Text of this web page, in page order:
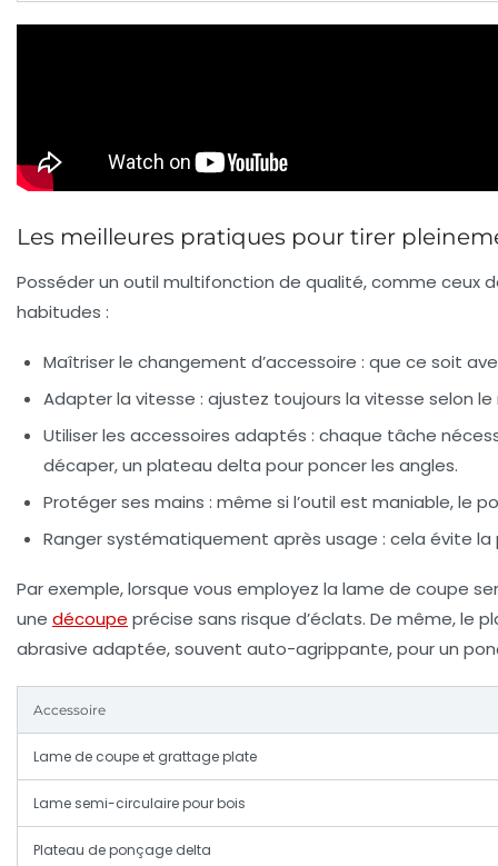
Les meilleures pratiques pour tirer
Posséder un outil multifonction de qualité, comme ceux
habitudes :
Maîtriser le changement d’accessoire : que ce soit
Adapter la vitesse : ajustez toujours la vitesse selon
Utiliser les accessoires adaptés : chaque tâche
décaper, un plateau delta pour poncer les angles.
Protéger ses mains : même si l’outil est maniable, le
Ranger systématiquement après usage : cela évite la
Par exemple, lorsque vous employez la lame de coupe
une découpe précise sans risque d’éclats. De même, le
abrasive adaptée, souvent auto-agrippante, pour un
Accessoire
Lame de coupe et grattage plate
Lame semi-circulaire pour bois
Plateau de ponçage delta